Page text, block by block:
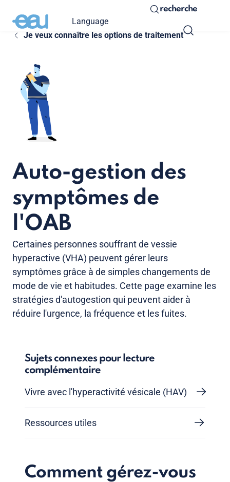
Language
recherche
Je veux connaître les options de traitement
Auto-gestion des
symptômes de
l'OAB
Certaines personnes souffrant de vessie
hyperactive (VHA) peuvent gérer leurs
symptômes grâce à de simples changements de
mode de vie et habitudes. Cette page examine les
stratégies d'autogestion qui peuvent aider à
réduire l'urgence, la fréquence et les fuites.
Sujets connexes pour lecture
complémentaire
Vivre avec l'hyperactivité vésicale (HAV)
Ressources utiles
Comment gérez-vous